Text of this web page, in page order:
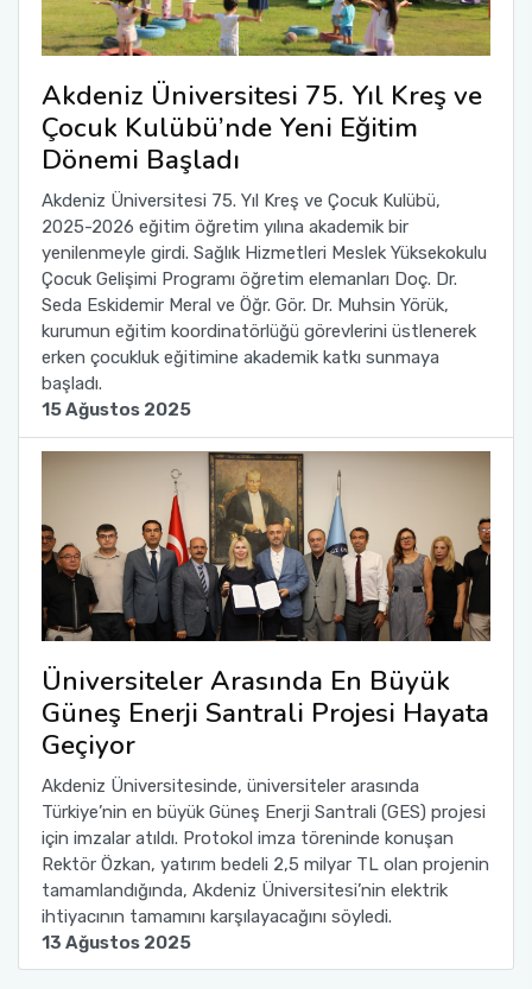
Akdeniz Üniversitesi 75. Yıl Kreş ve
Çocuk Kulübü’nde Yeni Eğitim
Dönemi Başladı
Akdeniz Üniversitesi 75. Yıl Kreş ve Çocuk Kulübü,
2025-2026 eğitim öğretim yılına akademik bir
yenilenmeyle girdi. Sağlık Hizmetleri Meslek Yüksekokulu
Çocuk Gelişimi Programı öğretim elemanları Doç. Dr.
Seda Eskidemir Meral ve Öğr. Gör. Dr. Muhsin Yörük,
kurumun eğitim koordinatörlüğü görevlerini üstlenerek
erken çocukluk eğitimine akademik katkı sunmaya
başladı.
15 Ağustos 2025
Üniversiteler Arasında En Büyük
Güneş Enerji Santrali Projesi Hayata
Geçiyor
Akdeniz Üniversitesinde, üniversiteler arasında
Türkiye’nin en büyük Güneş Enerji Santrali (GES) projesi
için imzalar atıldı. Protokol imza töreninde konuşan
Rektör Özkan, yatırım bedeli 2,5 milyar TL olan projenin
tamamlandığında, Akdeniz Üniversitesi’nin elektrik
ihtiyacının tamamını karşılayacağını söyledi.
13 Ağustos 2025